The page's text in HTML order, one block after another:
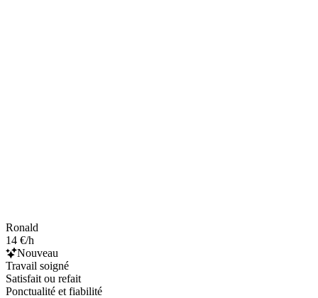
Ronald
14 €/h
Nouveau
Travail soigné
Satisfait ou refait
Ponctualité et fiabilité